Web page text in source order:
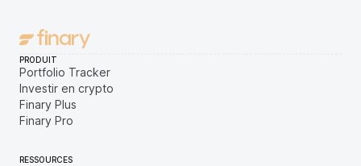
PRODUIT
Portfolio Tracker
Investir en crypto
Finary Plus
Finary Pro
RESSOURCES